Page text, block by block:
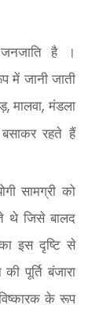
जनजाति है ।
में जानी जाती
,मालवा,मंडला
रहते हैं
सामग्री को
थे जिसे बालद
इस दृष्टि से
पूर्ति बंजारा
के रूप